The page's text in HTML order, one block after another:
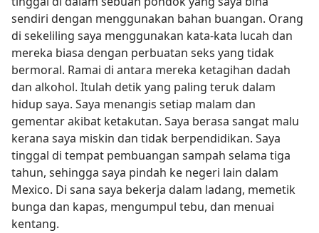
sendiri dengan menggunakan bahan buangan. Orang
di sekeliling saya menggunakan kata-kata lucah dan
mereka biasa dengan perbuatan seks yang tidak
bermoral. Ramai di antara mereka ketagihan dadah
dan alkohol. Itulah detik yang paling teruk dalam
hidup saya. Saya menangis setiap malam dan
gementar akibat ketakutan. Saya berasa sangat malu
kerana saya miskin dan tidak berpendidikan. Saya
tinggal di tempat pembuangan sampah selama tiga
tahun, sehingga saya pindah ke negeri lain dalam
Mexico. Di sana saya bekerja dalam ladang, memetik
bunga dan kapas, mengumpul tebu, dan menuai
kentang.